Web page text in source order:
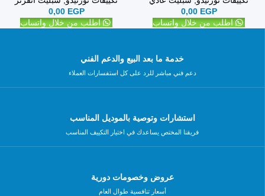
0,00 EGP
اطلب من خلال واتساب
0,00 EGP
اطلب من خلال واتساب
خدمة ما بعد البيع والدعم الفني
دعم فني مباشر للرد على كل استفسارات العملاء
استشارات وتوصية بالموديل المناسب
فريقنا المختص يساعدك في اختيار التكييف المناسب
عروض وخصومات دورية
أسعار تنافسية طوال العام